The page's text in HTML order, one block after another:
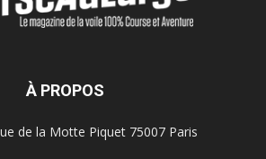
À PROPOS
de la Motte Piquet 75007 Paris